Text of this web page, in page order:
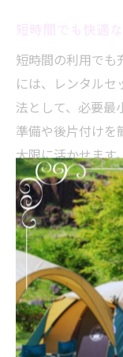
短時間の利用でも
には、レンタルセ
法として、必要最
準備や後片付けを
大限に活かせます
プランを決めてお
うにすることがポ
りでも快適なバー
長野県で日帰り
長野県で日帰りの
る際は、現地の気
山間部では天候が